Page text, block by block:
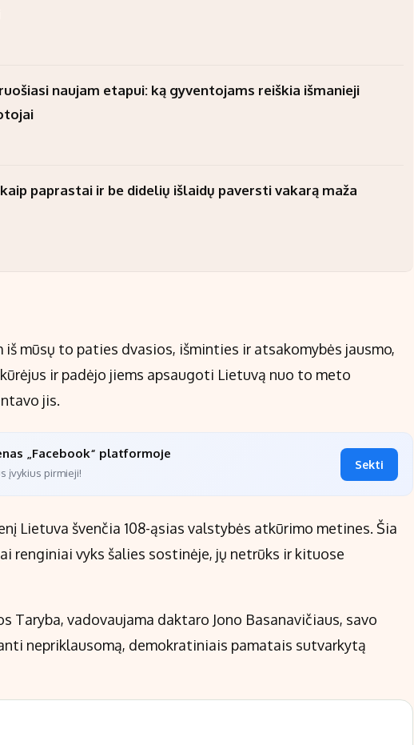
naujam etapui: ką gyventojams reiškia išmanieji
paprastai ir be didelių išlaidų paversti vakarą maža
iš mūsų to paties dvasios, išminties ir atsakomybės jausmo,
ir padėjo jiems apsaugoti Lietuvą nuo to meto
jis.
„Facebook“ platformoje
įvykius pirmieji!
Sekti
Lietuva švenčia 108-ąsias valstybės atkūrimo metines. Šia
renginiai vyks šalies sostinėje, jų netrūks ir kituose
Taryba, vadovaujama daktaro Jono Basanavičiaus, savo
nepriklausomą, demokratiniais pamatais sutvarkytą